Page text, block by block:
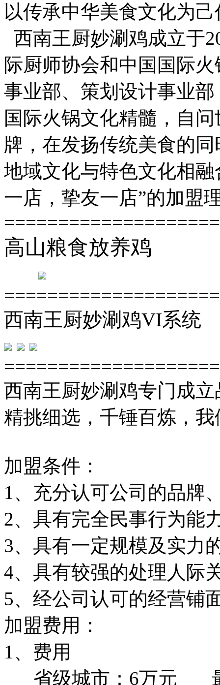
以传承中华美食文化为
西南王厨妙涮鸡成立于
际厨师协会和中国国际
事业部、策划设计事业
国际火锅文化精髓，自
牌，在发扬传统美食的
地域文化与特色文化相
一店，挚友一店”的加盟
高山粮食放养鸡
西南王厨妙涮鸡VI系统
西南王厨妙涮鸡专门成
精挑细选，千锤百炼，
加盟条件：
1、充分认可公司的品牌
2、具有完全民事行为能
3、具有一定规模及实力
4、具有较强的处理人际
5、经公司认可的经营铺
加盟费用：
1、费用
省级城市：6万元 最